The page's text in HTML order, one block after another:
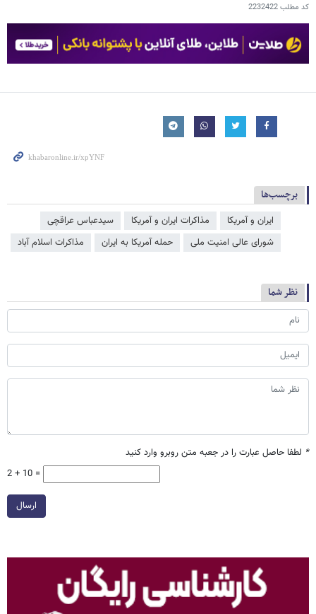
کد مطلب2232422
برچسب‌ها
ایران و آمریکا مذاکرات ایران و آمریکا
سیدعباس عراقچی
شورای عالی امنیت ملی
حمله آمریکا به ایران مذاکرات اسلام آباد
نظر شما
* لطفا حاصل عبارت را در جعبه متن روبرو وارد کنید
2 + 10 =
ارسال